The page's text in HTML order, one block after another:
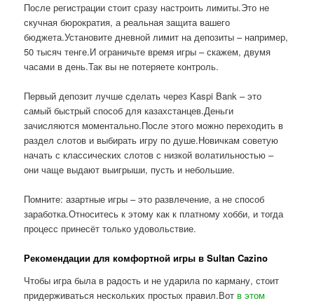
После регистрации стоит сразу настроить лимиты.Это не
скучная бюрократия, а реальная защита вашего
бюджета.Установите дневной лимит на депозиты – например,
50 тысяч тенге.И ограничьте время игры – скажем, двумя
часами в день.Так вы не потеряете контроль.
Первый депозит лучше сделать через Kaspi Bank – это
самый быстрый способ для казахстанцев.Деньги
зачисляются моментально.После этого можно переходить в
раздел слотов и выбирать игру по душе.Новичкам советую
начать с классических слотов с низкой волатильностью –
они чаще выдают выигрыши, пусть и небольшие.
Помните: азартные игры – это развлечение, а не способ
заработка.Относитесь к этому как к платному хобби, и тогда
процесс принесёт только удовольствие.
Рекомендации для комфортной игры в Sultan Cazino
Чтобы игра была в радость и не ударила по карману, стоит
придерживаться нескольких простых правил.Вотв этом